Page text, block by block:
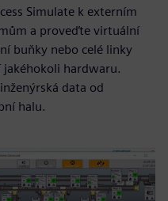
Simulate k externím
a proveďte virtuální
buňky nebo celé linky
jakéhokoli hardwaru.
data od
halu.